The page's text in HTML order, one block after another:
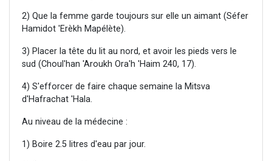
2) Que la femme garde toujours sur elle un aimant (Séfer
Hamidot 'Erèkh Mapélète).
3) Placer la tête du lit au nord, et avoir les pieds vers le
sud (Choul'han 'Aroukh Ora'h 'Haim 240, 17).
4) S'efforcer de faire chaque semaine la Mitsva
d'Hafrachat 'Hala.
Au niveau de la médecine :
1) Boire 2.5 litres d'eau par jour.